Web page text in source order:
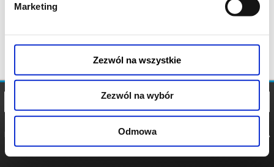
Marketing
Zezwól na wszystkie
Zezwól na wybór
Odmowa
POLITYKA
POLITYKA